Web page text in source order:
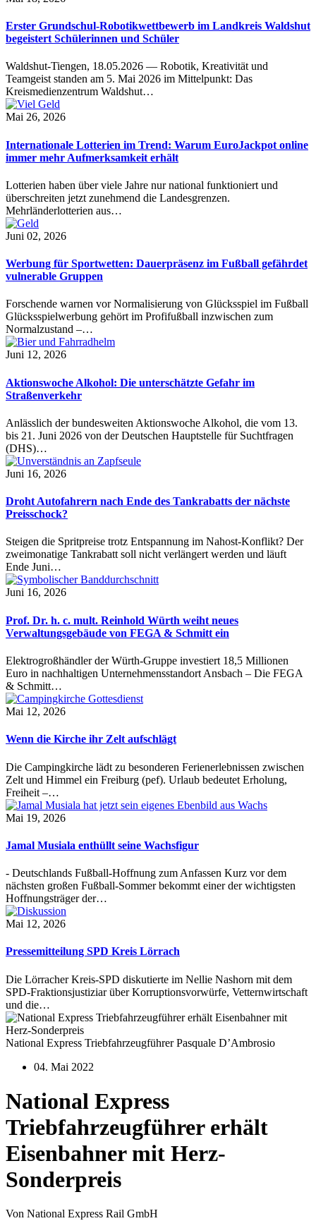
Erster Grundschul-Robotikwettbewerb im Landkreis Waldshut
begeistert Schülerinnen und Schüler
Waldshut-Tiengen, 18.05.2026 — Robotik, Kreativität und
Teamgeist standen am 5. Mai 2026 im Mittelpunkt: Das
Kreismedienzentrum Waldshut…
Mai 26, 2026
Internationale Lotterien im Trend: Warum EuroJackpot online
immer mehr Aufmerksamkeit erhält
Lotterien haben über viele Jahre nur national funktioniert und
überschreiten jetzt zunehmend die Landesgrenzen.
Mehrländerlotterien aus…
Juni 02, 2026
Werbung für Sportwetten: Dauerpräsenz im Fußball gefährdet
vulnerable Gruppen
Forschende warnen vor Normalisierung von Glücksspiel im Fußball
Glücksspielwerbung gehört im Profifußball inzwischen zum
Normalzustand –…
Juni 12, 2026
Aktionswoche Alkohol: Die unterschätzte Gefahr im
Straßenverkehr
Anlässlich der bundesweiten Aktionswoche Alkohol, die vom 13.
bis 21. Juni 2026 von der Deutschen Hauptstelle für Suchtfragen
(DHS)…
Juni 16, 2026
Droht Autofahrern nach Ende des Tankrabatts der nächste
Preisschock?
Steigen die Spritpreise trotz Entspannung im Nahost-Konflikt? Der
zweimonatige Tankrabatt soll nicht verlängert werden und läuft
Ende Juni…
Juni 16, 2026
Prof. Dr. h. c. mult. Reinhold Würth weiht neues
Verwaltungsgebäude von FEGA & Schmitt ein
Elektrogroßhändler der Würth-Gruppe investiert 18,5 Millionen
Euro in nachhaltigen Unternehmensstandort Ansbach – Die FEGA
& Schmitt…
Mai 12, 2026
Wenn die Kirche ihr Zelt aufschlägt
Die Campingkirche lädt zu besonderen Ferienerlebnissen zwischen
Zelt und Himmel ein Freiburg (pef). Urlaub bedeutet Erholung,
Freiheit –…
Mai 19, 2026
Jamal Musiala enthüllt seine Wachsfigur
- Deutschlands Fußball-Hoffnung zum Anfassen Kurz vor dem
nächsten großen Fußball-Sommer bekommt einer der wichtigsten
Hoffnungsträger der…
Mai 12, 2026
Pressemitteilung SPD Kreis Lörrach
Die Lörracher Kreis-SPD diskutierte im Nellie Nashorn mit dem
SPD-Fraktionsjustiziar über Korruptionsvorwürfe, Vetternwirtschaft
und die…
National Express Triebfahrzeugführer Pasquale D’Ambrosio
04. Mai 2022
National Express
Triebfahrzeugführer erhält
Eisenbahner mit Herz-
Sonderpreis
Von National Express Rail GmbH